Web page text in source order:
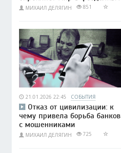
МИХАИЛ ДЕЛЯГИН 851
21.01.2026 22:45 СОБЫТИЯ
Отказ от цивилизации: к
чему привела борьба банков
с мошенниками
МИХАИЛ ДЕЛЯГИН 725